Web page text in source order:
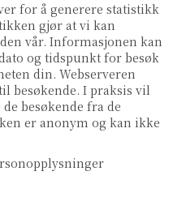
for å generere statistikk
gjør at vi kan
vår. Informasjonen kan
og tidspunkt for besøk
din. Webserveren
besøkende. I praksis vil
besøkende fra de
er anonym og kan ikke